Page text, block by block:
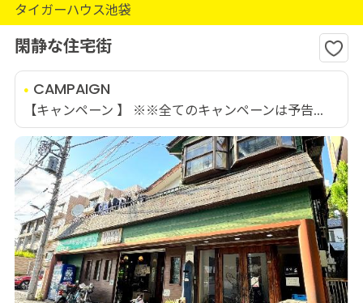
タイガーハウス池袋
閑静な住宅街
CAMPAIGN
【キャンペーン 】 ※※全てのキャンペーンは予告...